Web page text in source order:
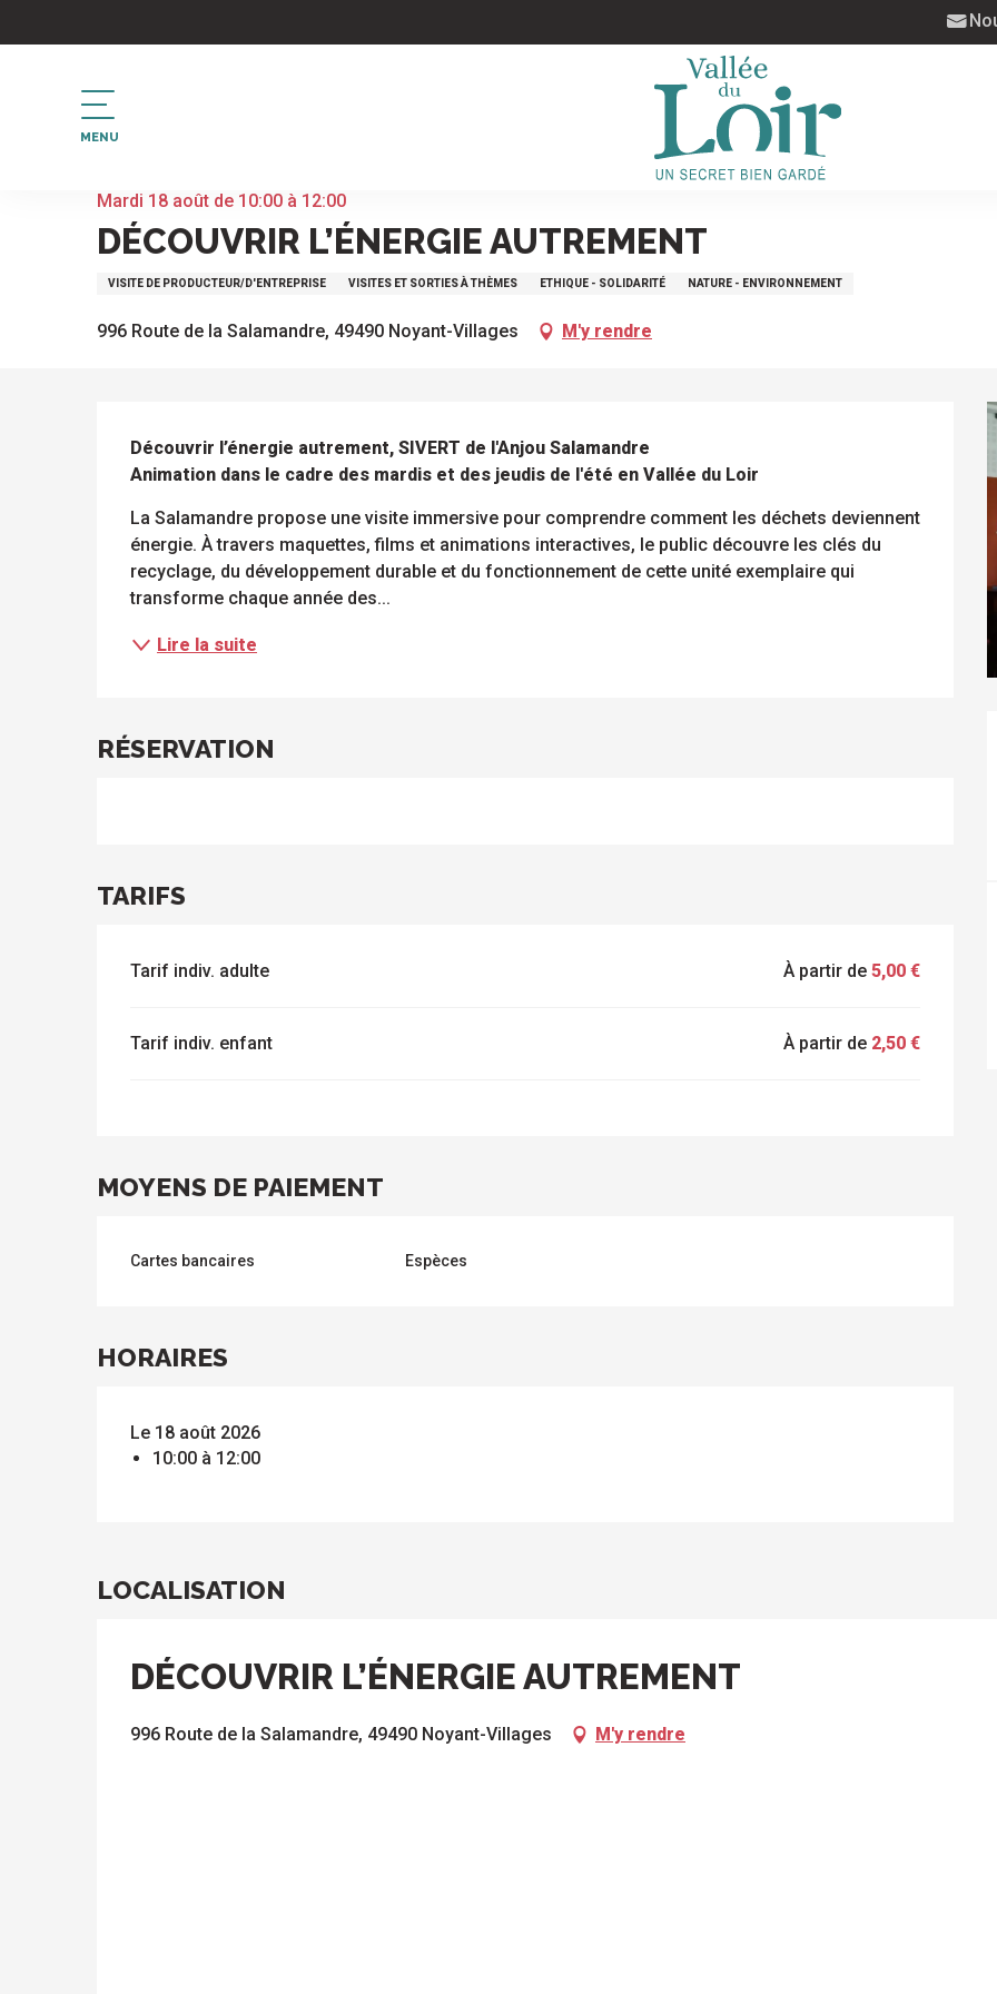
au
MENU
Accueil
Mardi 18 août de 10:00 à 12:00
DÉCOUVRIR L’ÉNERGIE AUTREMENT
VISITE DE PRODUCTEUR/D'ENTREPRISE VISITES ET SORTIES À THÈMES ETHIQUE - SOLIDARITÉ NATURE - ENVIRONNEMENT
996 Route de la Salamandre, 49490 Noyant-Villages M'y rendre
DESCRIPTION
Découvrir l’énergie autrement, SIVERT de l'Anjou Salamandre
Animation dans le cadre des mardis et des jeudis de l'été en Vallée du Loir
La Salamandre propose une visite immersive pour comprendre comment les déchets deviennent
énergie. À travers maquettes, films et animations interactives, le public découvre les clés du
recyclage, du développement durable et du fonctionnement de cette unité exemplaire qui
transforme chaque année des...
Lire la suite
RÉSERVATION
TARIFS
Tarif indiv. adulte À partir de5,00 €
Tarif indiv. enfant À partir de 2,50 €
MOYENS DE PAIEMENT
Cartes bancaires Espèces
HORAIRES
Le 18 août 2026
10:00 à 12:00
LOCALISATION
DÉCOUVRIR L’ÉNERGIE AUTREMENT
996 Route de la Salamandre, 49490 Noyant-Villages M'y rendre